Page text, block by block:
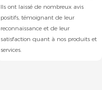
Ils ont laissé de nombreux avis
positifs, témoignant de leur
reconnaissance et de leur
satisfaction quant à nos produits et
services.